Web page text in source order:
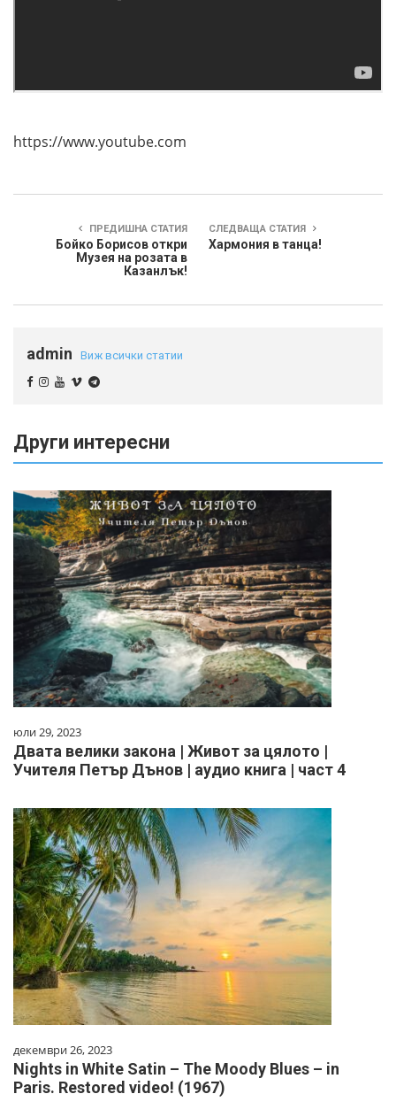
https://www.youtube.com
ПРЕДИШНА СТАТИЯ
Бойко Борисов откри
Музея на розата в
Казанлък!
СЛЕДВАЩА СТАТИЯ
Хармония в танца!
admin Виж всички статии
Други интересни
юли 29, 2023
Двата велики закона | Живот за цялото |
Учителя Петър Дънов | аудио книга | част 4
декември 26, 2023
Nights in White Satin – The Moody Blues – in
Paris. Restored video! (1967)